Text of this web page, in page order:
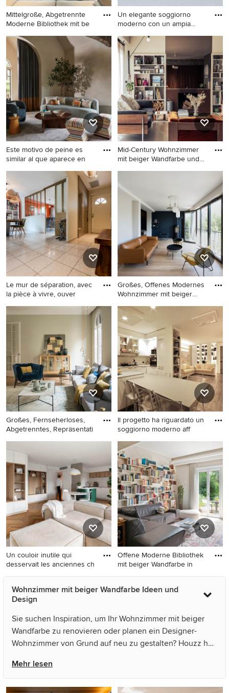
Mittelgroße, Abgetrennte
Moderne Bibliothek mit be
Mittelgroße, Abgetrennte
Moderne Bibliothek mit
beiger Wandfarbe, dunklem
Holzboden, TV-Wand und
braunem Boden in Venedig
Un elegante soggiorno
moderno con un ampia
Große Skandinavische
Bibliothek im Loft-Stil mit
beiger Wandfarbe, hellem
Holzboden, Gaskamin,
Kaminumrandung aus Stein,
beigem Boden und
freigelegten Dachbalken in
Sonstige
Este motivo de peine es
similar al que aparece en
Klassisches Wohnzimmer mit
beiger Wandfarbe,
Betonboden, grauem Boden,
freigelegten Dachbalken,
gewölbter Decke und
Ziegelwänden in Sonstige
Mid-Century Wohnzimmer
mit beiger Wandfarbe und
Mid-Century Wohnzimmer
mit beiger Wandfarbe und
grauem Boden in Sonstige
Le mur de séparation, avec
la pièce à vivre, ouver
Großes, Abgetrenntes
Modernes Wohnzimmer ohne
Kamin mit beiger Wandfarbe,
Keramikboden,
freistehendem TV, beigem
Boden und Tapetenwänden
in Toulouse
Großes, Offenes Modernes
Wohnzimmer mit beiger
Großes, Offenes Modernes
Wohnzimmer mit beiger
Wandfarbe, hellem
Holzboden und beigem
Boden in Paris
Großes, Fernseherloses,
Abgetrenntes, Repräsentati
Großes, Fernseherloses,
Abgetrenntes,
Repräsentatives
Mediterranes Wohnzimmer
mit beiger Wandfarbe,
braunem Holzboden,
verputzter Kaminumrandung
und beigem Boden in
Barcelona
Il progetto ha riguardato un
soggiorno moderno aff
Kleine, Offene Moderne
Bibliothek mit beiger
Wandfarbe, Porzellan-
Bodenfliesen,
Multimediawand und grauem
Boden in Mailand
Un couloir inutile qui
desservait les anciennes ch
Mittelgroßes, Offenes
Modernes Wohnzimmer mit
beiger Wandfarbe und
Offene Moderne Bibliothek
mit beiger Wandfarbe in
Offene Moderne Bibliothek
mit beiger Wandfarbe in Rom
Wohnzimmer mit beiger Wandfarbe Ideen und
Design
Sie suchen Inspiration, um Ihr Wohnzimmer mit beiger
Wandfarbe zu renovieren oder planen ein Designer-
Wohnzimmer von Grund auf neu zu gestalten? Houzz hat
Architekten dieses Landes, unter anderem von IRINA
KLASSEN INTERIORS und 株式会社岸研一建築設計事務
Mehr lesen